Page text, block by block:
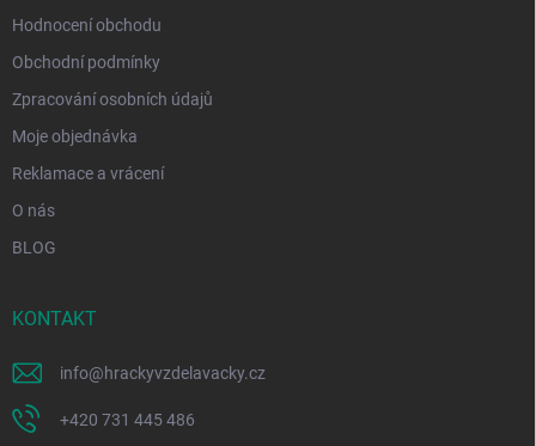
Hodnocení obchodu
Obchodní podmínky
Zpracování osobních údajů
Moje objednávka
Reklamace a vrácení
O nás
BLOG
KONTAKT
info@hrackyvzdelavacky.cz
+420 731 445 486